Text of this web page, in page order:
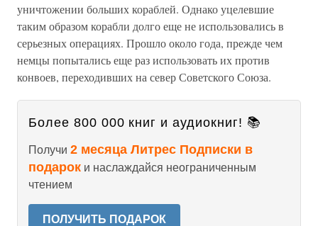
уничтожении больших кораблей. Однако уцелевшие
таким образом корабли долго еще не использовались в
серьезных операциях. Прошло около года, прежде чем
немцы попытались еще раз использовать их против
конвоев, переходивших на север Советского Союза.
Более 800 000 книг и аудиокниг! 📚
Получи 2 месяца Литрес Подписки в
подарок и наслаждайся неограниченным
чтением
ПОЛУЧИТЬ ПОДАРОК